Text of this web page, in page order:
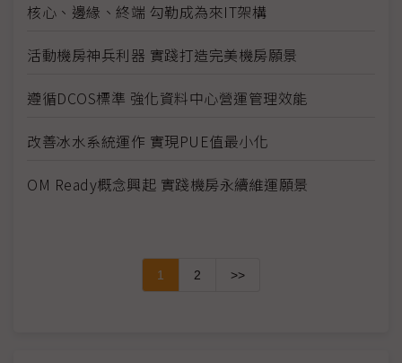
核心、邊緣、終端 勾勒成為來IT架構
活動機房神兵利器 實踐打造完美機房願景
遵循DCOS標準 強化資料中心營運管理效能
改善冰水系統運作 實現PUE值最小化
OM Ready概念興起 實踐機房永續維運願景
1 2 >>